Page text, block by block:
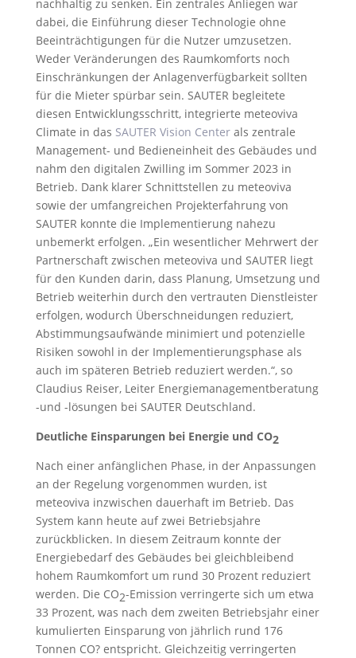
nachhaltig zu senken. Ein zentrales Anliegen war
dabei, die Einführung dieser Technologie ohne
Beeinträchtigungen für die Nutzer umzusetzen.
Weder Veränderungen des Raumkomforts noch
Einschränkungen der Anlagenverfügbarkeit sollten
für die Mieter spürbar sein. SAUTER begleitete
diesen Entwicklungsschritt, integrierte meteoviva
Climate in das SAUTER Vision Centerals zentrale
Management- und Bedieneinheit des Gebäudes und
nahm den digitalen Zwilling im Sommer 2023 in
Betrieb. Dank klarer Schnittstellen zu meteoviva
sowie der umfangreichen Projekterfahrung von
SAUTER konnte die Implementierung nahezu
unbemerkt erfolgen. „Ein wesentlicher Mehrwert der
Partnerschaft zwischen meteoviva und SAUTER liegt
für den Kunden darin, dass Planung, Umsetzung und
Betrieb weiterhin durch den vertrauten Dienstleister
erfolgen, wodurch Überschneidungen reduziert,
Abstimmungsaufwände minimiert und potenzielle
Risiken sowohl in der Implementierungsphase als
auch im späteren Betrieb reduziert werden.“, so
Claudius Reiser, Leiter Energiemanagementberatung
-und -lösungen bei SAUTER Deutschland.
Deutliche Einsparungen bei Energie und CO2
Nach einer anfänglichen Phase, in der Anpassungen
an der Regelung vorgenommen wurden, ist
meteoviva inzwischen dauerhaft im Betrieb. Das
System kann heute auf zwei Betriebsjahre
zurückblicken. In diesem Zeitraum konnte der
Energiebedarf des Gebäudes bei gleichbleibend
hohem Raumkomfort um rund 30 Prozent reduziert
werden. Die CO2-Emission verringerte sich um etwa
33 Prozent, was nach dem zweiten Betriebsjahr einer
kumulierten Einsparung von jährlich rund 176
Tonnen CO? entspricht. Gleichzeitig verringerten